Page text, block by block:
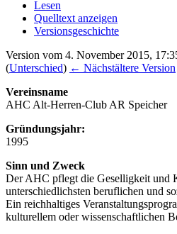
Lesen
Quelltext anzeigen
Versionsgeschichte
Version vom 4. November 2015,
(Unterschied) ← Nächstältere Version
Vereinsname
AHC Alt-Herren-Club AR Speicher
Gründungsjahr:
1995
Sinn und Zweck
Der AHC pflegt die Geselligkeit und
unterschiedlichsten beruflichen und
Ein reichhaltiges
kulturellem oder wissenschaftlichen